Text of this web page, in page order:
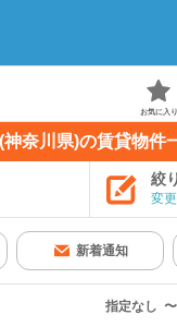
お気に入り
奈川県)の賃貸物件
絞
変
新着通知
指定なし 〜